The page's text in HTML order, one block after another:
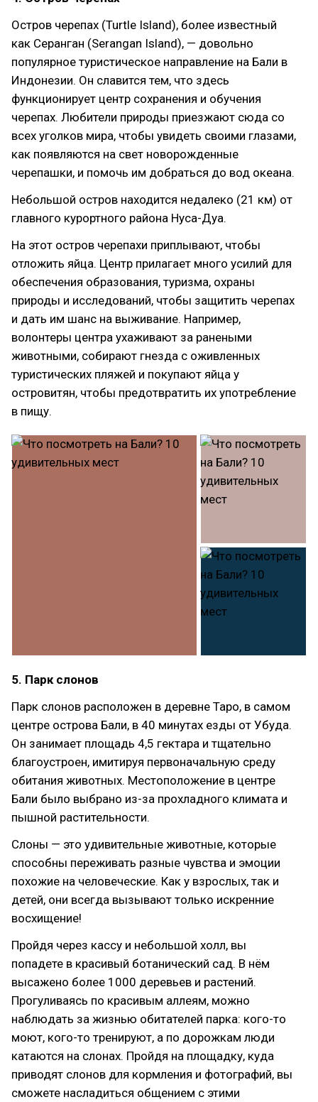
Остров черепах (Turtle Island), более известный
как Серанган (Serangan Island), — довольно
популярное туристическое направление на Бали в
Индонезии. Он славится тем, что здесь
функционирует центр сохранения и обучения
черепах. Любители природы приезжают сюда со
всех уголков мира, чтобы увидеть своими глазами,
как появляются на свет новорожденные
черепашки, и помочь им добраться до вод океана.
Небольшой остров находится недалеко (21 км) от
главного курортного района Нуса-Дуа.
На этот остров черепахи приплывают, чтобы
отложить яйца. Центр прилагает много усилий для
обеспечения образования, туризма, охраны
природы и исследований, чтобы защитить черепах
и дать им шанс на выживание. Например,
волонтеры центра ухаживают за ранеными
животными, собирают гнезда с оживленных
туристических пляжей и покупают яйца у
островитян, чтобы предотвратить их употребление
в пищу.
5. Парк слонов
Парк слонов расположен в деревне Таро, в самом
центре острова Бали, в 40 минутах езды от Убуда.
Он занимает площадь 4,5 гектара и тщательно
благоустроен, имитируя первоначальную среду
обитания животных. Местоположение в центре
Бали было выбрано из-за прохладного климата и
пышной растительности.
Слоны — это удивительные животные, которые
способны переживать разные чувства и эмоции
похожие на человеческие. Как у взрослых, так и
детей, они всегда вызывают только искренние
восхищение!
Пройдя через кассу и небольшой холл, вы
попадете в красивый ботанический сад. В нём
высажено более 1000 деревьев и растений.
Прогуливаясь по красивым аллеям, можно
наблюдать за жизнью обитателей парка: кого-то
моют, кого-то тренируют, а по дорожкам люди
катаются на слонах. Пройдя на площадку, куда
приводят слонов для кормления и фотографий, вы
сможете насладиться общением с этими